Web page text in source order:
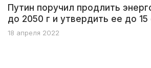
Путин поручил продлить
до 2050 г и утвердить ее до 15
18 апреля 2022